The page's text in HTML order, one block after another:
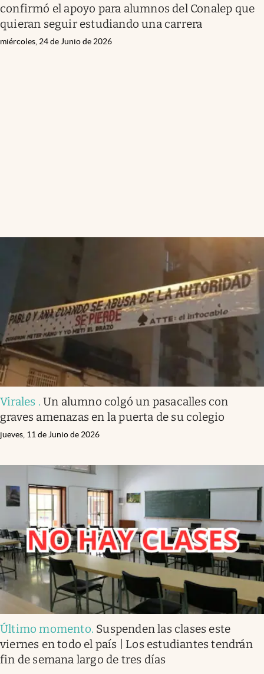
confirmó el apoyo para alumnos del Conalep que
quieran seguir estudiando una carrera
miércoles, 24 de Junio de 2026
Virales .Un alumno colgó un pasacalles con
graves amenazas en la puerta de su colegio
jueves, 11 de Junio de 2026
Último momento. Suspenden las clases este
viernes en todo el país | Los estudiantes tendrán
fin de semana largo de tres días